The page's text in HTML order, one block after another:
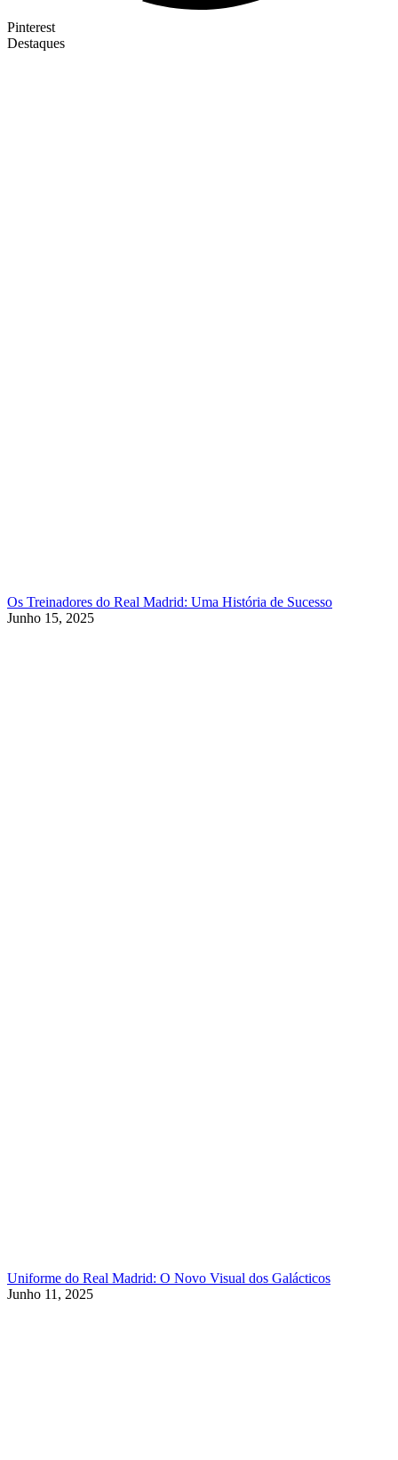
Pinterest
Destaques
Os Treinadores do Real Madrid: Uma História de Sucesso
Junho 15, 2025
Uniforme do Real Madrid: O Novo Visual dos Galácticos
Junho 11, 2025